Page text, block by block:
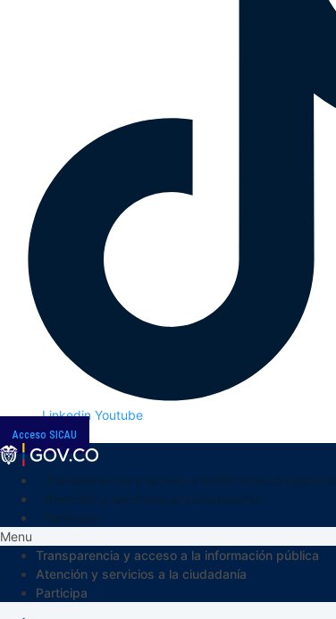
Linkedin Youtube
Acceso SICAU
Menu
Transparencia y acceso a la información pública
Atención y servicios a la ciudadanía
Participa